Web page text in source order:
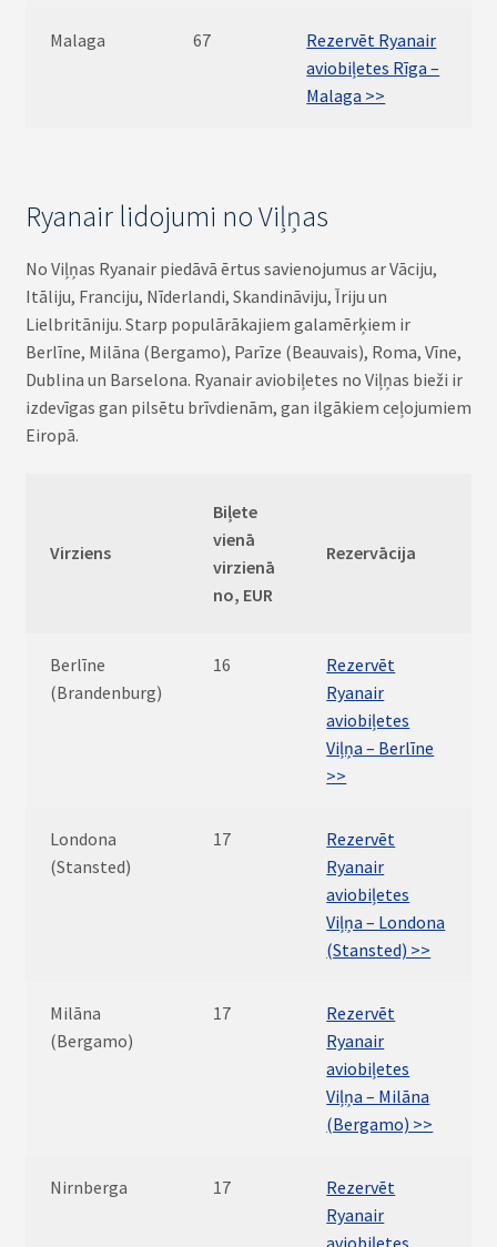
Malaga 67
Rezervēt Ryanair
aviobiļetes Rīga –
Malaga >>
Ryanair lidojumi no Viļņas
No Viļņas Ryanair piedāvā ērtus savienojumus ar Vāciju,
Itāliju, Franciju, Nīderlandi, Skandināviju, Īriju un
Lielbritāniju. Starp populārākajiem galamērķiem ir
Berlīne, Milāna (Bergamo), Parīze (Beauvais), Roma, Vīne,
Dublina un Barselona. Ryanair aviobiļetes no Viļņas bieži ir
izdevīgas gan pilsētu brīvdienām, gan ilgākiem ceļojumiem
Eiropā.
Virziens
Biļete
vienā
virzienā
no, EUR
Rezervācija
Berlīne
(Brandenburg)
16
Rezervēt
Ryanair
aviobiļetes
Viļņa – Berlīne
>>
Londona
(Stansted)
17
Rezervēt
Ryanair
aviobiļetes
Viļņa – Londona
(Stansted) >>
Milāna
(Bergamo)
17
Rezervēt
Ryanair
aviobiļetes
Viļņa – Milāna
(Bergamo) >>
Nirnberga 17
Rezervēt
Ryanair